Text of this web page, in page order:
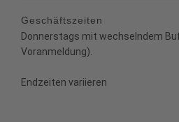
Geschäftszeiten
Donnerstags mit wechselndem
Voranmeldung).
Endzeiten variieren